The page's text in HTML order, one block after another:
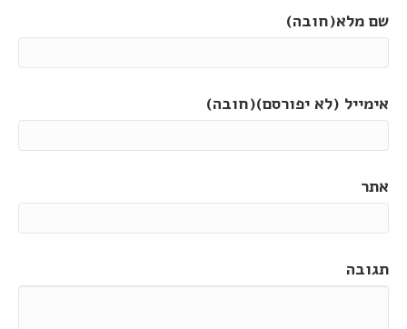
שם מלא(חובה)
אימייל (לא יפורסם)(חובה)
אתר
תגובה